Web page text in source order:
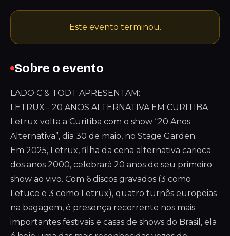
Sobre o evento
LADO C & TODT APRESENTAM:
LETRUX - 20 ANOS ALTERNATIVA EM CURITIBA
Letrux volta a Curitiba com o show “20 Anos
Alternativa”, dia 30 de maio, no Stage Garden.
Em 2025, Letrux, filha da cena alternativa carioca
dos anos 2000, celebrará 20 anos de seu primeiro
show ao vivo. Com 6 discos gravados (3 como
Letuce e 3 como Letrux), quatro turnês europeias
na bagagem, é presença recorrente nos mais
importantes festivais e casas de shows do Brasil, ela
Este evento terminou.